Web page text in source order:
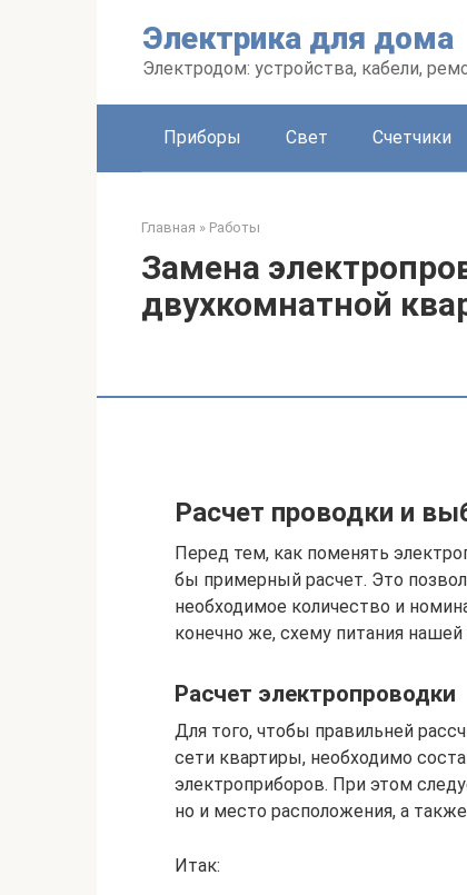
Электрика для дома
Электродом: устройства, кабели,
Приборы Свет Счетчики
Главная » Работы
Замена
двухкомнатной
Расчет проводки и
Перед тем, как поменять
бы примерный расчет. Это
необходимое количество и
конечно же, схему питания
Расчет электропроводки
Для того, чтобы правильней
сети квартиры, необходимо
электроприборов. При этом
но и место расположения, а
Итак: